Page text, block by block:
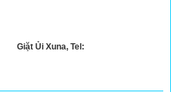
Giặt Ủi Xuna, Tel: